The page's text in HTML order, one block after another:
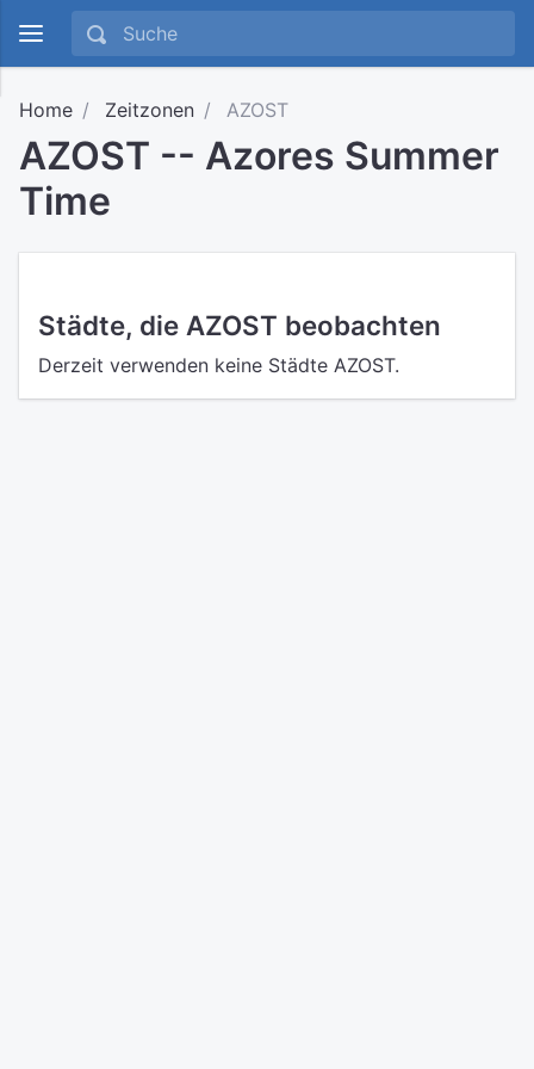
Home Zeitzonen AZOST
AZOST -- Azores Summer
Time
Städte, die AZOST beobachten
Derzeit verwenden keine Städte AZOST.